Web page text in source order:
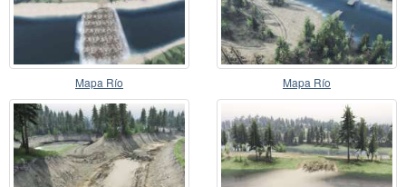
Mapa Río Mapa Río